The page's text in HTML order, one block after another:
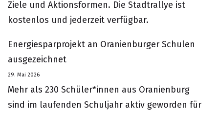
Ziele und Aktionsformen. Die Stadtrallye ist
kostenlos und jederzeit verfügbar.
Energiesparprojekt an Oranienburger Schulen
ausgezeichnet
29. Mai 2026
Mehr als 230 Schüler*innen aus Oranienburg
sind im laufenden Schuljahr aktiv geworden für